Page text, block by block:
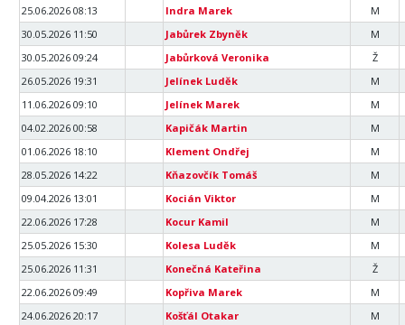
25.06.2026 08:13
Indra Marek
M
30.05.2026 11:50
Jabůrek Zbyněk
M
30.05.2026 09:24
Jabůrková Veronika
Ž
26.05.2026 19:31
Jelínek Luděk
M
11.06.2026 09:10
Jelínek Marek
M
04.02.2026 00:58
Kapičák Martin
M
01.06.2026 18:10
Klement Ondřej
M
28.05.2026 14:22
Kňazovčík Tomáš
M
09.04.2026 13:01
Kocián Viktor
M
22.06.2026 17:28
Kocur Kamil
M
25.05.2026 15:30
Kolesa Luděk
M
25.06.2026 11:31
Konečná Kateřina
Ž
22.06.2026 09:49
Kopřiva Marek
M
24.06.2026 20:17
Košťál Otakar
M